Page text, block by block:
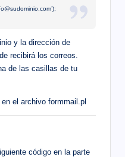
y la dirección de
recibirá los correos.
de las casillas de tu
el archivo formmail.pl
código en la parte